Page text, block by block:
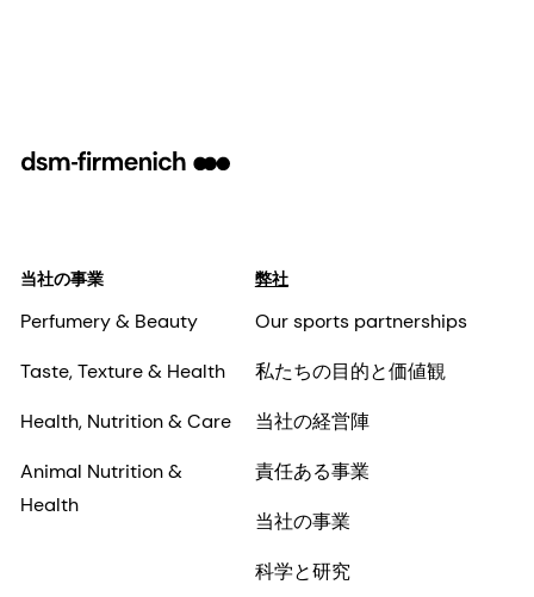
当社の事業
Perfumery & Beauty
Taste, Texture & Health
Health, Nutrition & Care
Animal Nutrition &
Health
弊社
Our sports partnerships
私たちの目的と価値観
当社の経営陣
責任ある事業
当社の事業
科学と研究